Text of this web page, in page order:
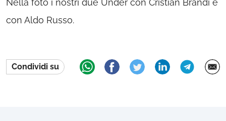
Nella foto i nostri due Under con Cristian Brandi e
con Aldo Russo.
Condividi su